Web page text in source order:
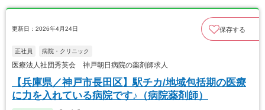
更新日：2026年4月24日 保存する
正社員 病院・クリニック
医療法人社団秀英会 神戸朝日病院の薬剤師求人
【兵庫県／神戸市長田区】駅チカ/地域包括期の医療
に力を入れている病院です♪（病院薬剤師）